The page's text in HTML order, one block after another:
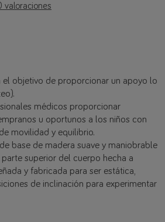
valoraciones
el objetivo de proporcionar un apoyo lo
médicos proporcionar
u oportunos a los niños con
movilidad y equilibrio.
base de madera suave y maniobrable
superior del cuerpo hecha a
y fabricada para ser estática,
de inclinación para experimentar